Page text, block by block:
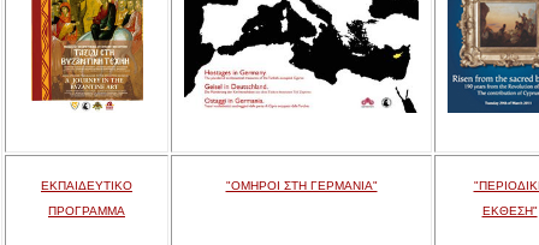
ΕΚΠΑΙΔΕΥΤΙΚΟ
ΠΡΟΓΡΑΜΜΑ
"ΟΜΗΡΟΙ ΣΤΗ ΓΕΡΜΑΝΙΑ"
ΕΚΘΕΣΗ"